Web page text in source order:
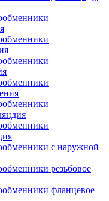
с наружной
резьбовое
фланцевое